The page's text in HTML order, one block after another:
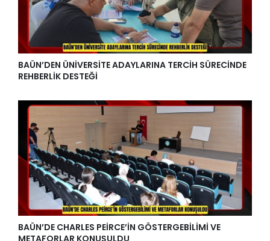
BAÜN’DEN ÜNİVERSİTE ADAYLARINA TERCİH SÜRECİNDE
REHBERLİK DESTEĞİ
BAÜN’DE CHARLES PEİRCE’İN GÖSTERGEBİLİMİ VE
METAFORLAR KONUŞULDU